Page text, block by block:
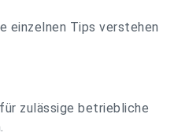
einzelnen Tips verstehen
zulässige betriebliche